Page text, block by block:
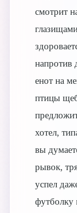
смотрит
напротив
енот на
птицы
хотел,
вы
рывок,
успел
футболку